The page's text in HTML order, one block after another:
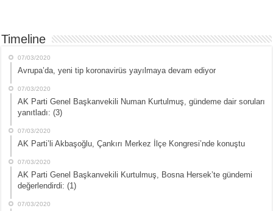
Timeline
07/03/2020
Avrupa’da, yeni tip koronavirüs yayılmaya devam ediyor
07/03/2020
AK Parti Genel Başkanvekili Numan Kurtulmuş, gündeme dair soruları
yanıtladı: (3)
07/03/2020
AK Parti’li Akbaşoğlu, Çankırı Merkez İlçe Kongresi’nde konuştu
07/03/2020
AK Parti Genel Başkanvekili Kurtulmuş, Bosna Hersek’te gündemi
değerlendirdi: (1)
07/03/2020